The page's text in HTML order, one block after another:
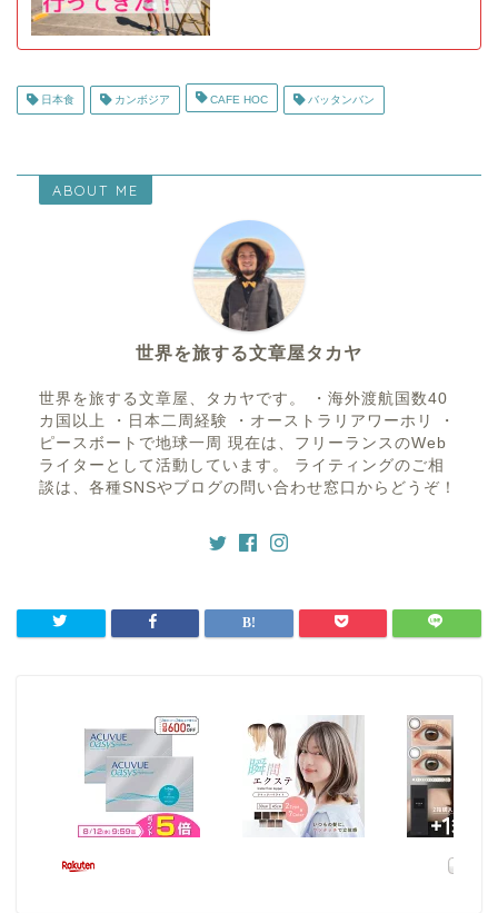
日本食 カンボジア CAFE HOC バッタンバン
ABOUT ME
世界を旅する文章屋タカヤ
世界を旅する文章屋、タカヤです。 ・海外渡航国数40
カ国以上 ・日本二周経験 ・オーストラリアワーホリ ・
ピースボートで地球一周 現在は、フリーランスのWeb
ライターとして活動しています。 ライティングのご相
談は、各種SNSやブログの問い合わせ窓口からどうぞ！